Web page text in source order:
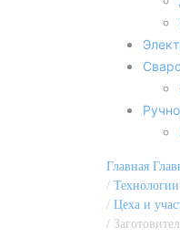
Главная
/ Технологии
/ Цеха и
/